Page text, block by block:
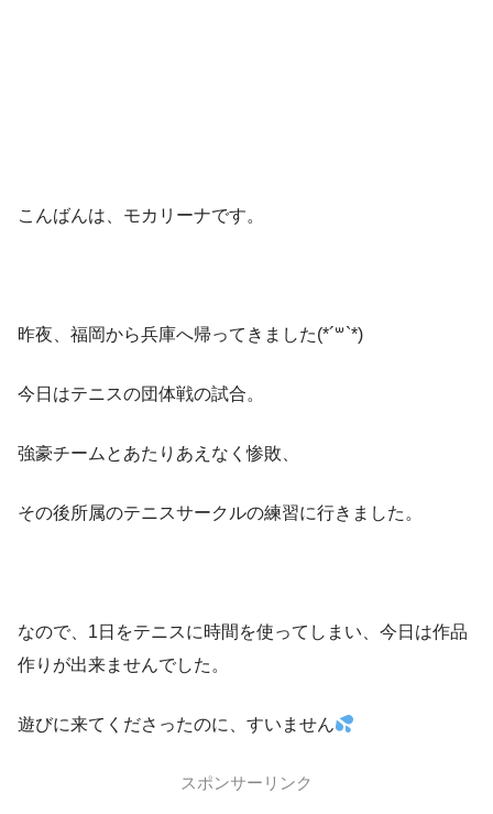
こんばんは、モカリーナです。
昨夜、福岡から兵庫へ帰ってきました(*´꒳`*)
今日はテニスの団体戦の試合。
強豪チームとあたりあえなく惨敗、
その後所属のテニスサークルの練習に行きました。
なので、1日をテニスに時間を使ってしまい、今日は作品
作りが出来ませんでした。
遊びに来てくださったのに、すいません
スポンサーリンク